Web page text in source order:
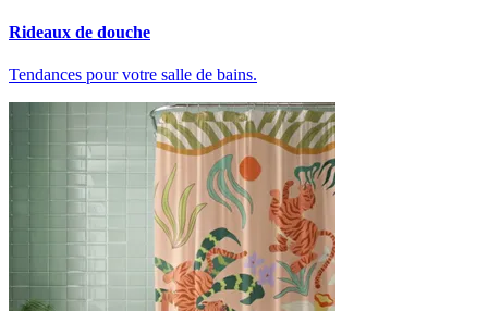
Rideaux de douche
Tendances pour votre salle de bains.